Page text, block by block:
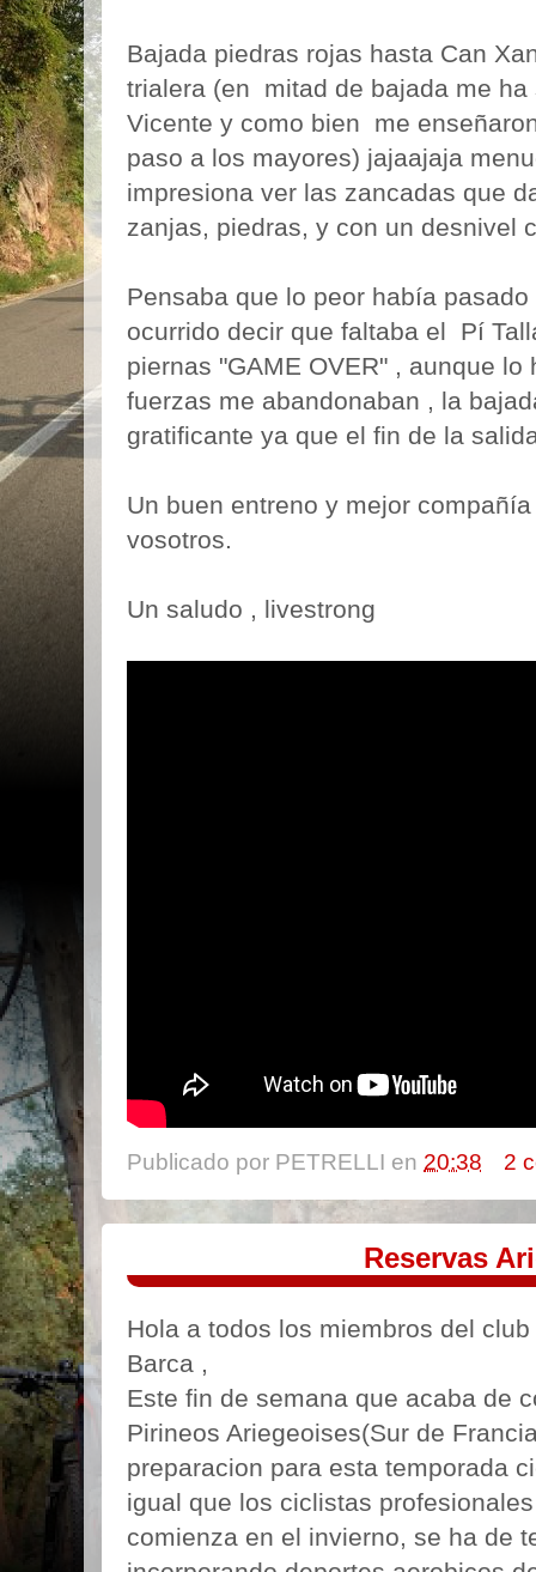
Bajada piedras rojas hasta Can
trialera (en mitad de bajada me
Vicente y como bien me
paso a los mayores) jajaajaja
impresiona ver las zancadas que
zanjas, piedras, y con un desnivel
Pensaba que lo peor había
ocurrido decir que faltaba el Pí
piernas "GAME OVER" , aunque
fuerzas me abandonaban , la
gratificante ya que el fin de la
Un buen entreno y mejor
vosotros.
Un saludo , livestrong
Publicado por PETRELLI en 20:38 2
Reservas
Hola a todos los miembros del
Barca ,
Este fin de semana que acaba de
Pirineos Ariegeoises(Sur de
preparacion para esta temporada
igual que los ciclistas
comienza en el invierno, se ha de